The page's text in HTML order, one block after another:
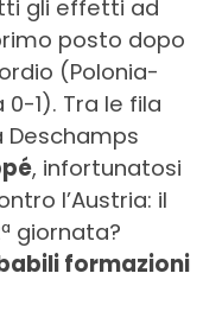
gli effetti ad
posto dopo
(Polonia-
0-1). Tra le fila
Deschamps
, infortunatosi
l’Austria: il
giornata?
formazioni